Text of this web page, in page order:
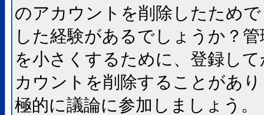
のアカウントを削除したため
した経験があるでしょうか？
を小さくするために、登録し
カウントを削除することがあ
極的に議論に参加しましょう。